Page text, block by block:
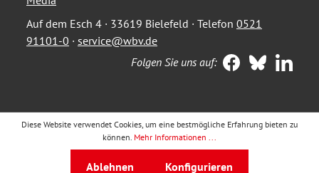
Auf dem Esch 4 · 33619 Bielefeld · Telefon 0521
91101-0 · service@wbv.de
Folgen Sie uns auf:
Diese Website verwendet Cookies, um eine bestmögliche Erfahrung bieten zu
können. Mehr Informationen ...
Ablehnen Konfigurieren